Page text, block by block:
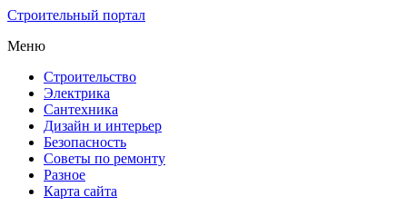
Строительный портал
Меню
Строительство
Электрика
Сантехника
Дизайн и интерьер
Безопасность
Советы по ремонту
Разное
Карта сайта